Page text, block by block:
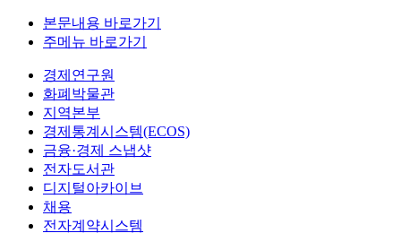
본문내용 바로가기
주메뉴 바로가기
경제연구원
화폐박물관
지역본부
경제통계시스템(ECOS)
금융·경제 스냅샷
전자도서관
디지털아카이브
채용
전자계약시스템